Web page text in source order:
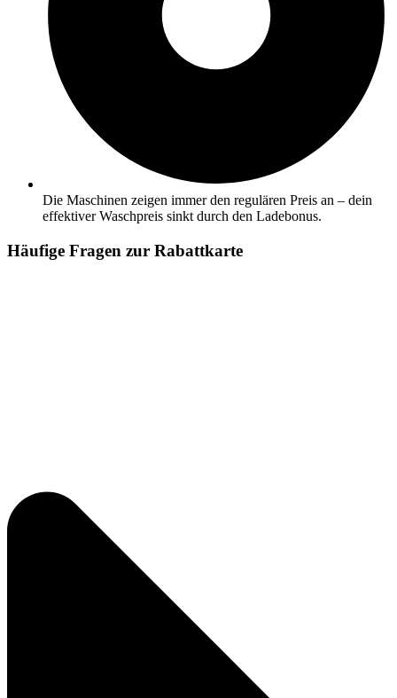
Die Maschinen zeigen immer den regulären Preis an – dein
effektiver Waschpreis sinkt durch den Ladebonus.
Häufige Fragen zur Rabattkarte